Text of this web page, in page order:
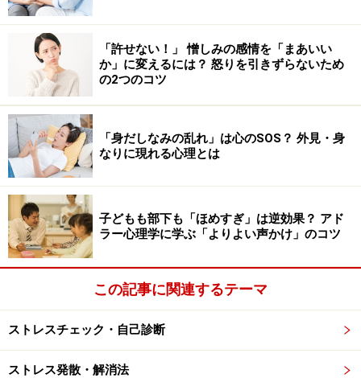
でも、「私も一緒にタイムマシンに乗って、一緒に3年
後を見てみたい」となどと、根気よく答えを引き出して
みてください。相手の脳裏には、ぼんやりでも未来の自
分像が目に浮かぶはずです。
「朝、子どもを送り出したら、1時間くらいジムに行っ
てひと汗流すかな。子どもが帰ってくるまでは、在宅ワ
ークを少し頑張ってるかな」「狭くても庭付きの家を買
って、庭でガーデニングやバーベキューをやっているか
も」なんて答えるかもしれません。
想像上の答えなら無数のパターンがあるはずなのに、そ
の人はピンポイントでその答えを導きました。まさにこ
のイメージこそ、その人が進みたいゴールなのです。
家事と育児だけで疲れ切っていた人が、自分の時間や社
会とつながる時間を持つ。マイホームを持って、新しい
「許せない！」 憎しみの感情を「まあいい
か」に変えるには？ 怒りを引きずらないため
の2つのコツ
「身だしなみの乱れ」は心のSOS？ 外見・身
なりに現れる心理とは
子どもも部下も「ほめすぎ」は逆効果？ アド
ラー心理学に学ぶ「よりよい声かけ」のコツ
この記事に関連するテーマ
ストレスチェック・自己診断
ストレス発散・解消法